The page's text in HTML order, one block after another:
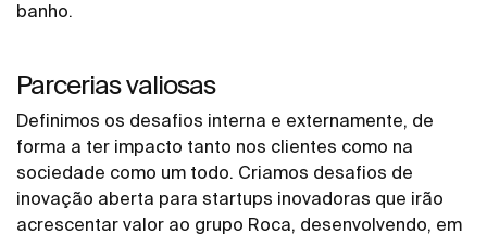
banho.
Parcerias valiosas
Definimos os desafios interna e externamente, de
forma a ter impacto tanto nos clientes como na
sociedade como um todo. Criamos desafios de
inovação aberta para startups inovadoras que irão
acrescentar valor ao grupo Roca, desenvolvendo, em